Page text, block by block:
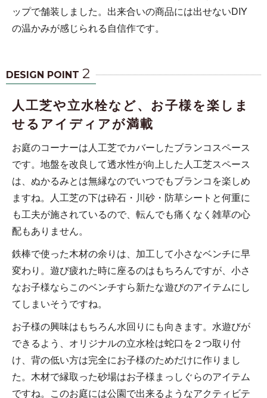
ップで舗装しました。出来合いの商品には出せないDIY
の温かみが感じられる自信作です。
DESIGN POINT 2
人工芝や立水栓など、お子様を楽しま
せるアイディアが満載
お庭のコーナーは人工芝でカバーしたブランコスペース
です。地盤を改良して透水性が向上した人工芝スペース
は、ぬかるみとは無縁なのでいつでもブランコを楽しめ
ますね。人工芝の下は砕石・川砂・防草シートと何重に
も工夫が施されているので、転んでも痛くなく雑草の心
配もありません。
鉄棒で使った木材の余りは、加工して小さなベンチに早
変わり。遊び疲れた時に座るのはもちろんですが、小さ
なお子様ならこのベンチすら新たな遊びのアイテムにし
てしまいそうですね。
お子様の興味はもちろん水回りにも向きます。水遊びが
できるよう、オリジナルの立水栓は蛇口を２つ取り付
け、背の低い方は完全にお子様のためだけに作りまし
た。木材で縁取った砂場はお子様まっしぐらのアイテム
ですね。このお庭には公園で出来るようなアクティビテ